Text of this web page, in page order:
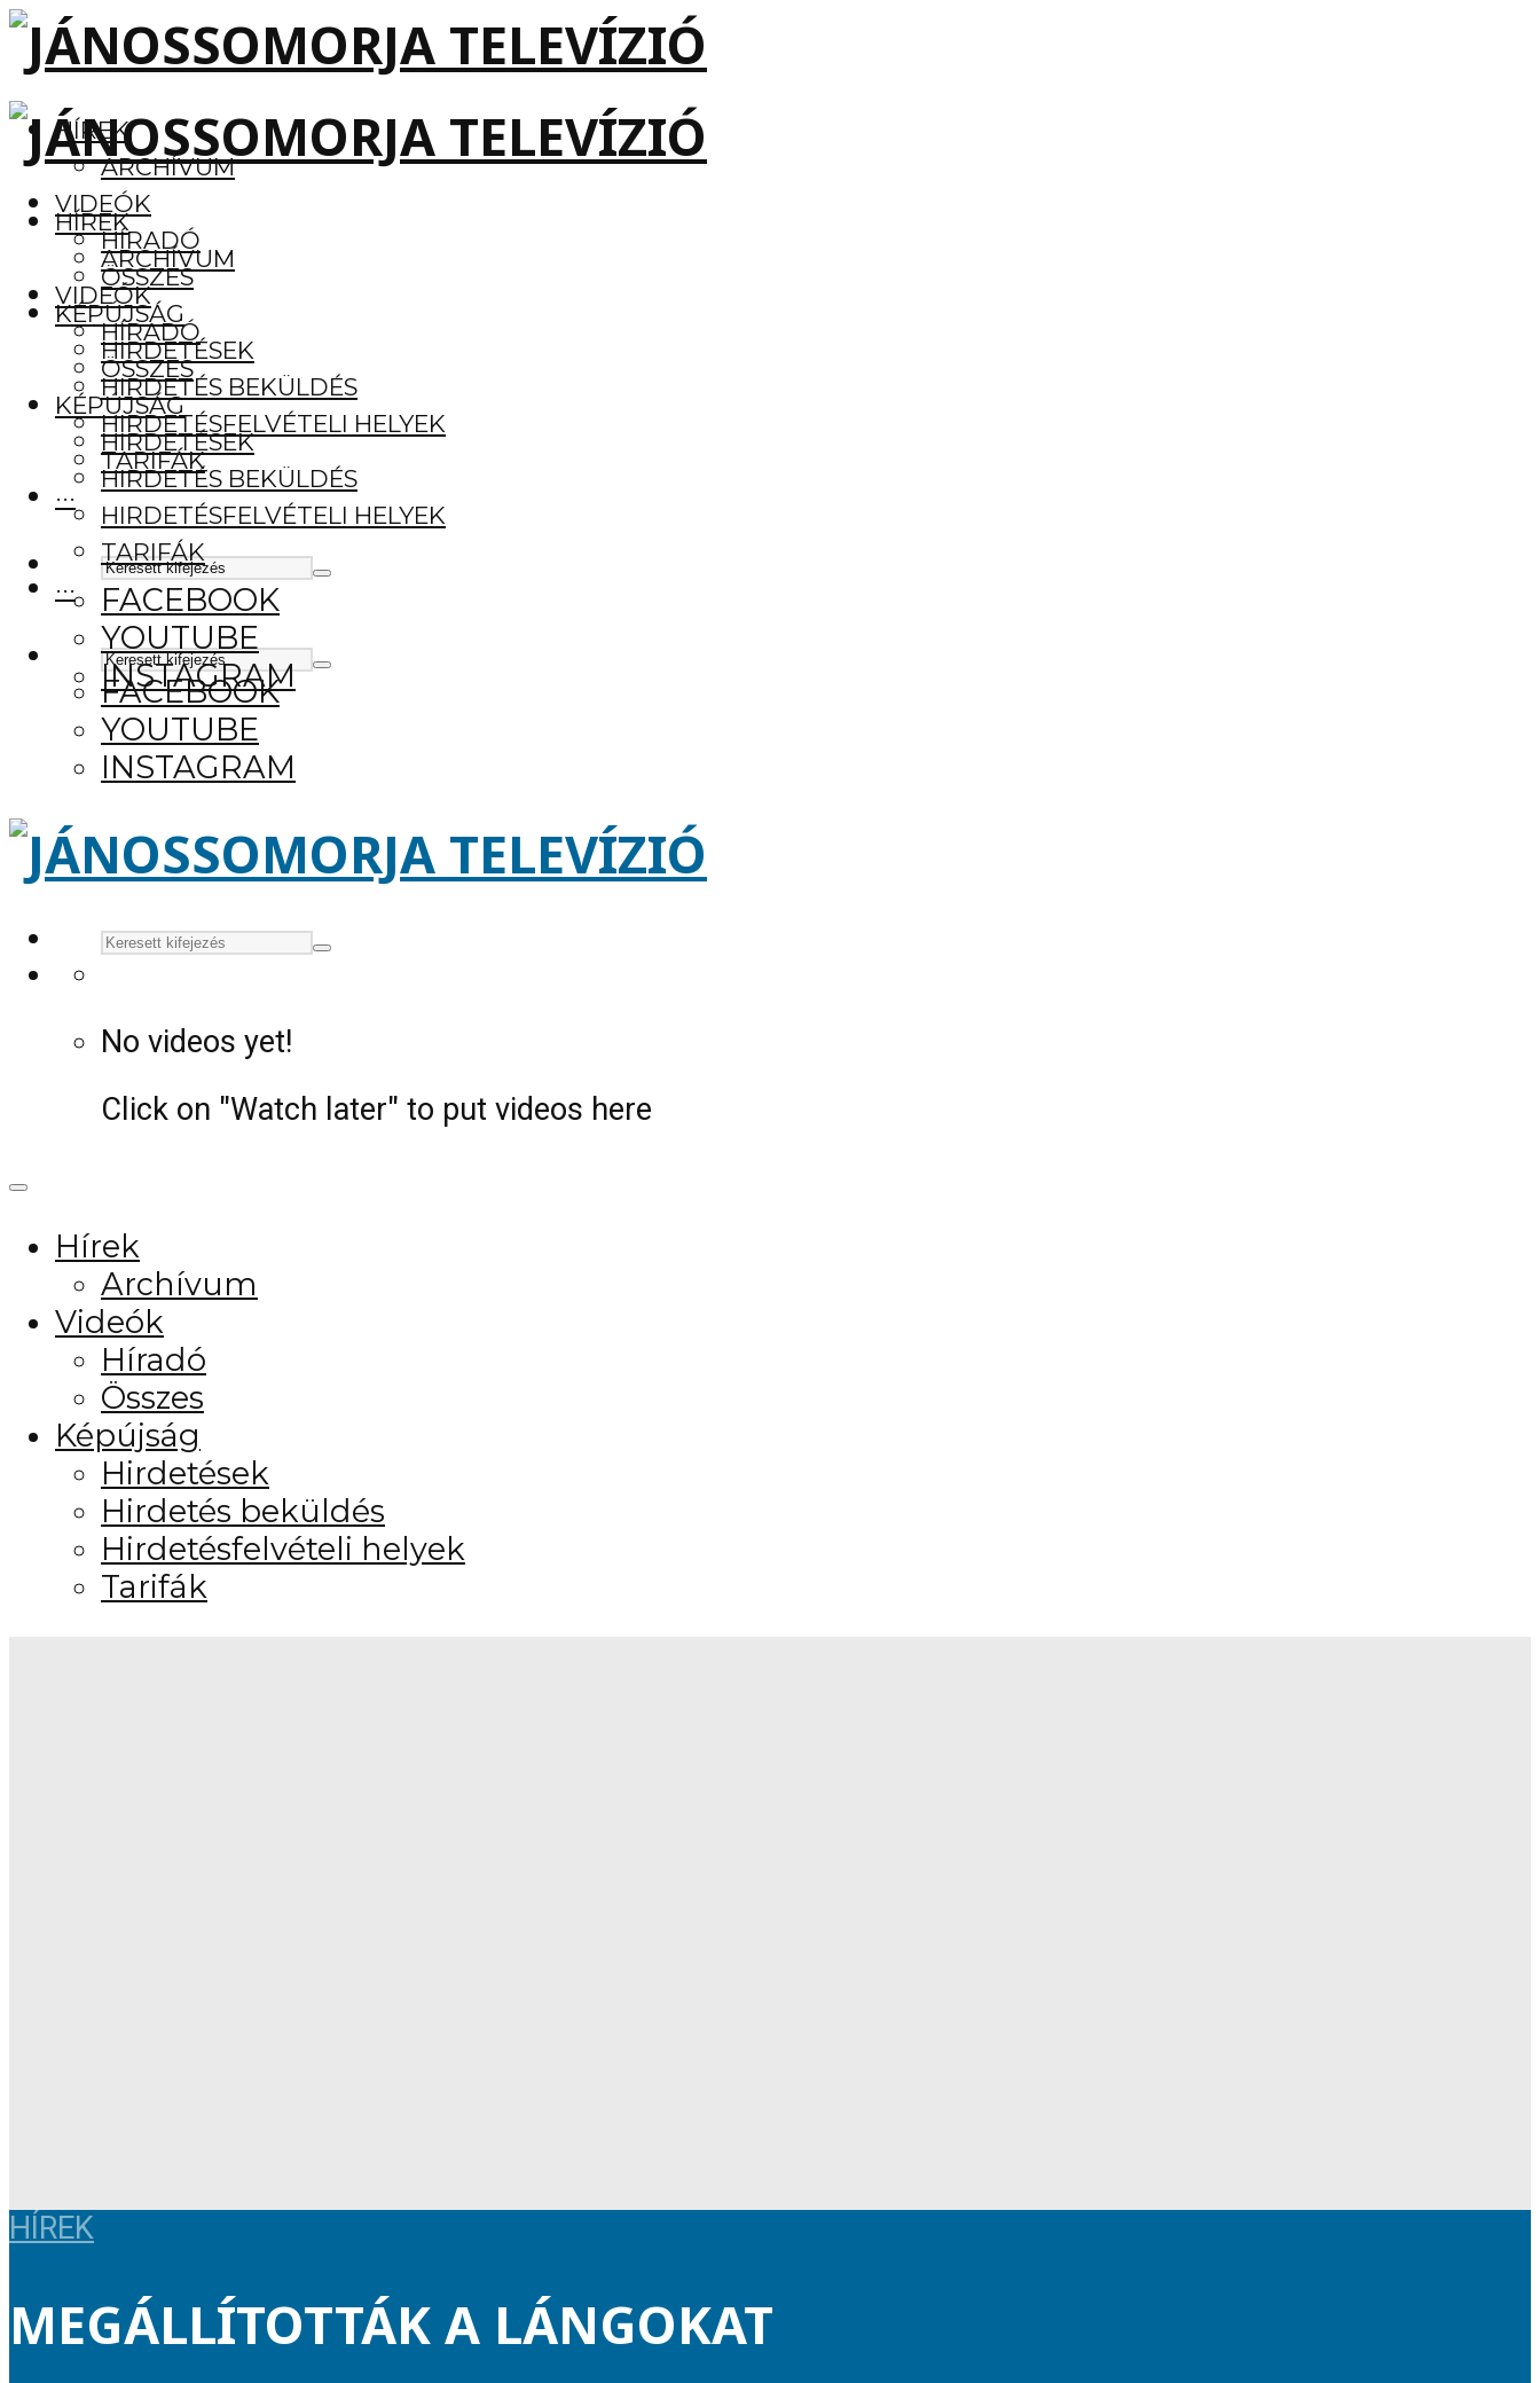
HÍREK
ARCHÍVUM
VIDEÓK
HÍRADÓ
ÖSSZES
KÉPÚJSÁG
HIRDETÉSEK
HIRDETÉS BEKÜLDÉS
HIRDETÉSFELVÉTELI HELYEK
TARIFÁK
···
FACEBOOK
YOUTUBE
INSTAGRAM
HÍREK
ARCHÍVUM
VIDEÓK
HÍRADÓ
ÖSSZES
KÉPÚJSÁG
HIRDETÉSEK
HIRDETÉS BEKÜLDÉS
HIRDETÉSFELVÉTELI HELYEK
TARIFÁK
···
FACEBOOK
YOUTUBE
INSTAGRAM
No videos yet!
Click on "Watch later" to put videos here
Hírek
Archívum
Videók
Híradó
Összes
Képújság
Hirdetések
Hirdetés beküldés
Hirdetésfelvételi helyek
Tarifák
HÍREK
MEGÁLLÍTOTTÁK A LÁNGOKAT